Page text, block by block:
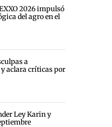
2026 impulsó
del agro en el
a
aclara críticas por
Ley Karin y